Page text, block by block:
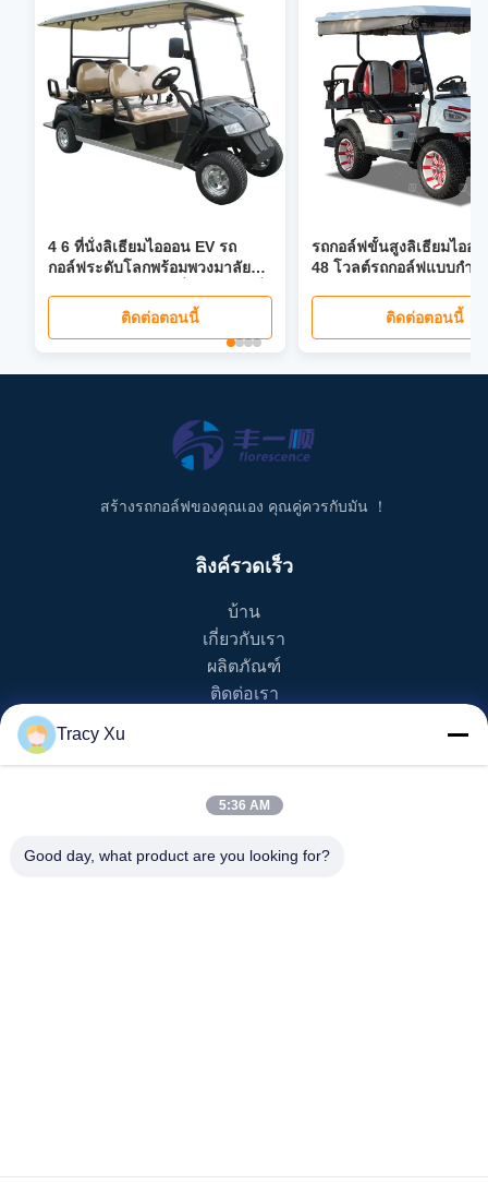
4 6 ที่นั่งลิเธียมไอออน EV รถ
กอล์ฟระดับโลกพร้อมพวงมาลัย
พับได้หน้าจอ LCD ไฟหน้า LED
ติดต่อตอนนี้
รถกอล์ฟขั้นสูงลิเธียมไอออ
48 โวลต์รถกอล์ฟแบบกำห
ติดต่อตอนนี้
สร้างรถกอล์ฟของคุณเอง คุณคู่ควรกับมัน ！
ลิงค์รวดเร็ว
บ้าน
เกี่ยวกับเรา
ผลิตภัณฑ์
ติดต่อเรา
รถกอล์ฟ EV
รถกอล์ฟ LSV
Tracy Xu
5:36 AM
Good day, what product are you looking for?